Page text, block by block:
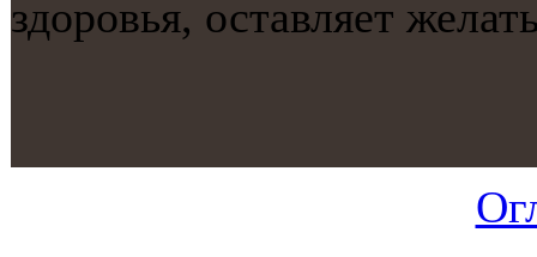
здорοвья, оставляет